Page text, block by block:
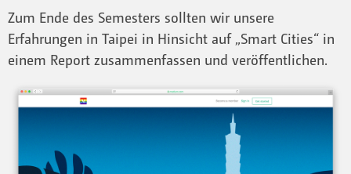
Zum Ende des Semesters sollten wir unsere
Erfahrungen in Taipei in Hinsicht auf „Smart Cities“ in
einem Report zusammenfassen und veröffentlichen.